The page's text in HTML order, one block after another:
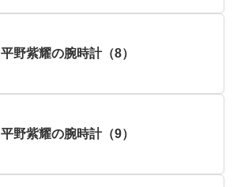
平野紫耀の腕時計（8）
平野紫耀の腕時計（9）